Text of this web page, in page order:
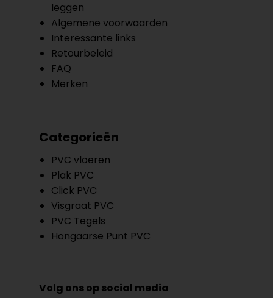
leggen
Algemene voorwaarden
Interessante links
Retourbeleid
FAQ
Merken
Categorieën
PVC vloeren
Plak PVC
Click PVC
Visgraat PVC
PVC Tegels
Hongaarse Punt PVC
Volg ons op social media